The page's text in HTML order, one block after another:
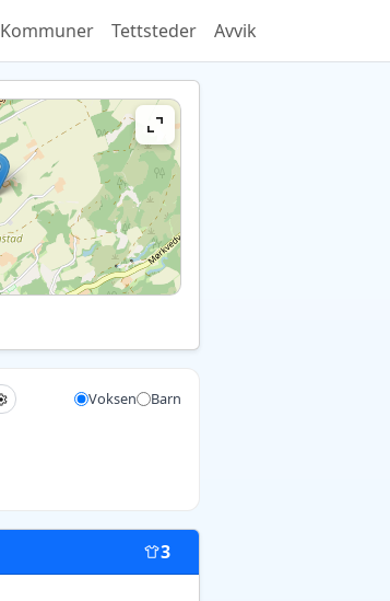
Kommuner Tettsteder Avvik
Voksen Barn
3